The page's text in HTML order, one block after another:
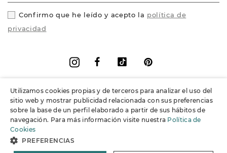
Información
Soporte
Confirmo que he leído y acepto la política de
privacidad
FacebookVimeo
Instagram
Utilizamos cookies propias y de terceros para analizar el uso del
sitio web y mostrar publicidad relacionada con sus preferencias
sobre la base de un perfil elaborado a partir de sus hábitos de
navegación. Para más información visite nuestra Política de
Cookies
PREFERENCIAS